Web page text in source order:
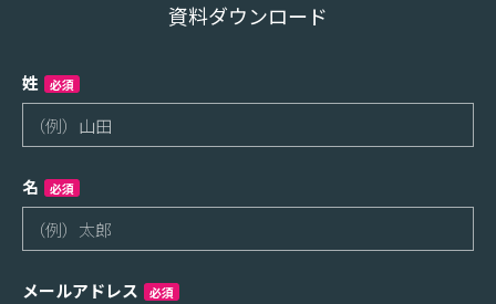
資料ダウンロード
姓 必須
名 必須
メールアドレス 必須